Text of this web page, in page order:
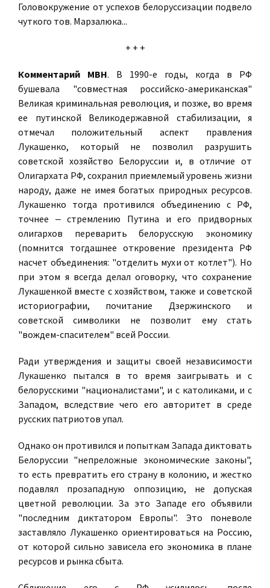
Головокружение от успехов белоруссизации подвело
чуткого тов. Марзалюка...
+ + +
Комментарий МВН. В 1990-е годы, когда в РФ
бушевала "совместная российско-американская"
Великая криминальная революция, и позже, во время
ее путинской Великодержавной стабилизации, я
отмечал положительный аспект правления
Лукашенко, который не позволил разрушить
советской хозяйство Белоруссии и, в отличие от
Олигархата РФ, сохранил приемлемый уровень жизни
народу, даже не имея богатых природных ресурсов.
Лукашенко тогда противился объединению с РФ,
точнее ‒ стремлению Путина и его придворных
олигархов переварить белорусскую экономику
(помнится тогдашнее откровение президента РФ
насчет объединения: "отделить мухи от котлет"). Но
при этом я всегда делал оговорку, что сохранение
Лукашенкой вместе с хозяйством, также и советской
историографии, почитание Дзержинского и
советской символики не позволит ему стать
"вождем-спасителем" всей России.
Ради утверждения и защиты своей независимости
Лукашенко пытался в то время заигрывать и с
белорусскими "националистами", и с католиками, и с
Западом, вследствие чего его авторитет в среде
русских патриотов упал.
Однако он противился и попыткам Запада диктовать
Белоруссии "непреложные экономические законы",
то есть превратить его страну в колонию, и жестко
подавлял прозападную оппозицию, не допуская
цветной революции. За это Западе его объявили
"последним диктатором Европы". Это поневоле
заставляло Лукашенко ориентироваться на Россию,
от которой сильно зависела его экономика в плане
ресурсов и рынка сбыта.